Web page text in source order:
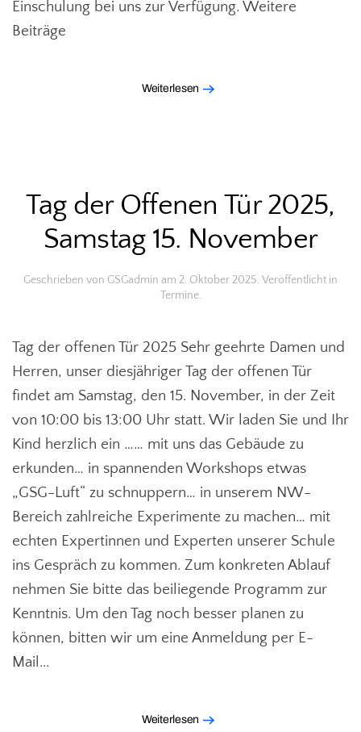
Einschulung bei uns zur Verfügung. Weitere
Beiträge
Weiterlesen
Tag der Offenen Tür 2025,
Samstag 15. November
Geschrieben von GSGadmin am 2. Oktober 2025. Veröffentlicht in
Termine.
Tag der offenen Tür 2025 Sehr geehrte Damen und
Herren, unser diesjähriger Tag der offenen Tür
findet am Samstag, den 15. November, in der Zeit
von 10:00 bis 13:00 Uhr statt. Wir laden Sie und Ihr
Kind herzlich ein …… mit uns das Gebäude zu
erkunden… in spannenden Workshops etwas
„GSG-Luft“ zu schnuppern… in unserem NW-
Bereich zahlreiche Experimente zu machen… mit
echten Expertinnen und Experten unserer Schule
ins Gespräch zu kommen. Zum konkreten Ablauf
nehmen Sie bitte das beiliegende Programm zur
Kenntnis. Um den Tag noch besser planen zu
können, bitten wir um eine Anmeldung per E-
Mail...
Weiterlesen